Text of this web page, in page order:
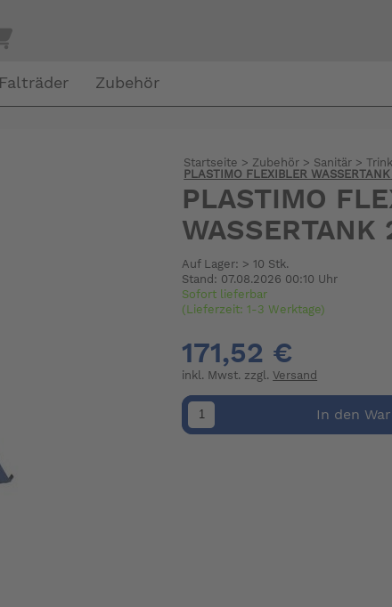
Falträder Zubehör
Startseite > Zubehör > Sanitär >
PLASTIMO FLEXIBLER
PLASTIMO
WASSERTANK
Auf Lager: > 10 Stk.
Stand: 07.08.2026 00:10 Uhr
Sofort lieferbar
(Lieferzeit: 1-3 Werktage)
171,52 €
inkl. Mwst. zzgl.Versand
In den